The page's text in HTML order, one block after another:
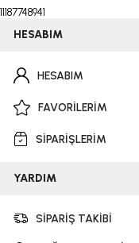
11187748941
HESABIM
HESABIM
FAVORİLERİM
SİPARİŞLERİM
YARDIM
SİPARİŞ TAKİBİ